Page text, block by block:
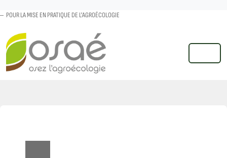
POUR LA MISE EN PRATIQUE DE L'AGROÉCOLOGIE
MENU